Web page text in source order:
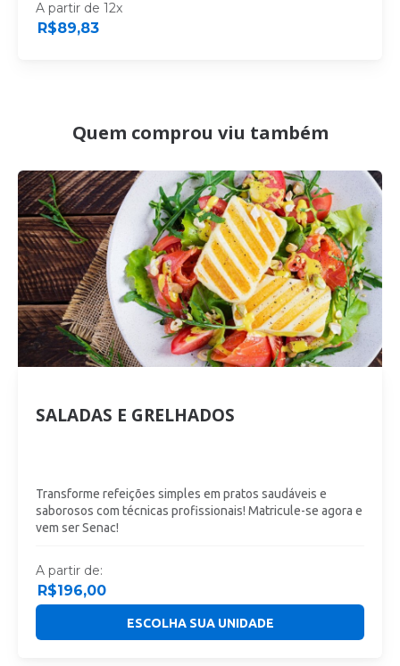
A partir de 12x
R$89,83
Quem comprou viu também
SALADAS E GRELHADOS
Transforme refeições simples em pratos saudáveis e
saborosos com técnicas profissionais! Matricule-se agora e
vem ser Senac!
A partir de:
R$196,00
ESCOLHA SUA UNIDADE